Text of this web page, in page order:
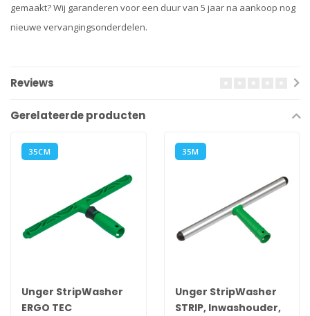
gemaakt? Wij garanderen voor een duur van 5 jaar na aankoop nog
nieuwe vervangingsonderdelen.
Reviews
Gerelateerde producten
35CM
Unger StripWasher
ERGO TEC
35M
Unger StripWasher
STRIP, Inwashouder,